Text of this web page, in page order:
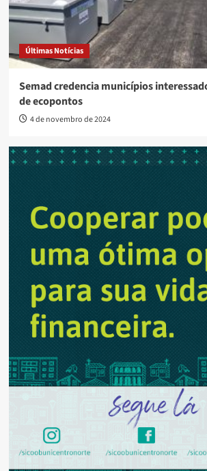
Últimas Notícias
Semad credencia municípios
de ecopontos
4 de novembro de 2024